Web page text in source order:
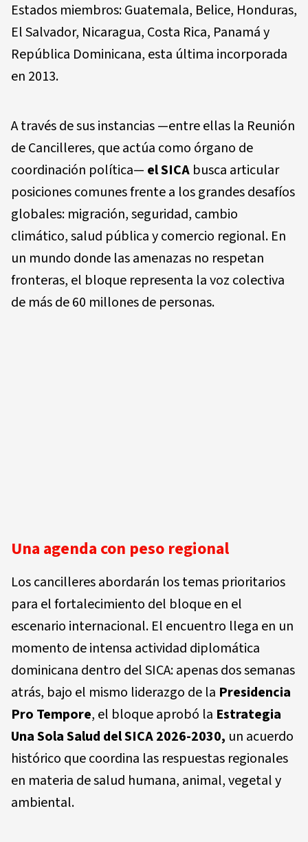
Estados miembros:Guatemala, Belice, Honduras,
El Salvador, Nicaragua, Costa Rica, Panamá y
República Dominicana, esta última incorporada
en 2013.
A través de sus instancias —entre ellas la Reunión
de Cancilleres, que actúa como órgano de
coordinación política— el SICA busca articular
posiciones comunes frente a los grandes desafíos
globales: migración, seguridad, cambio
climático, salud pública y comercio regional. En
un mundo donde las amenazas no respetan
fronteras, el bloque representa la voz colectiva
de más de 60 millones de personas.
Una agenda con peso regional
Los cancilleres abordarán los temas prioritarios
para el fortalecimiento del bloque en el
escenario internacional. El encuentro llega en un
momento de intensa actividad diplomática
dominicana dentro del SICA: apenas dos semanas
atrás, bajo el mismo liderazgo de la Presidencia
Pro Tempore, el bloque aprobó la Estrategia
Una Sola Salud del SICA 2026-2030, un acuerdo
histórico que coordina las respuestas regionales
en materia de salud humana, animal, vegetal y
ambiental.